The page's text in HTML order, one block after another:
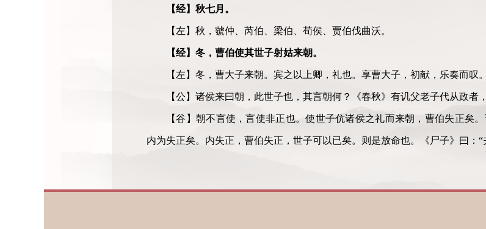
【经】秋七月。
【左】秋，虢仲、芮伯、梁伯、荀侯、贾伯伐曲沃。
【经】冬，曹伯使其世子射姑来朝。
【左】冬，曹大子来朝。 宾之以上卿，礼也。享曹大子，初献，乐奏而叹
【公】诸侯来曰朝，此世子也，其言朝何？《春秋》有讥父老子代从政者
【谷】朝不言使，言使非正也。使世子伉诸侯之礼而来朝，曹伯失正矣
内为失正矣。内失正，曹伯失正，世子可以已矣。 则是放命也。《尸子》曰： “